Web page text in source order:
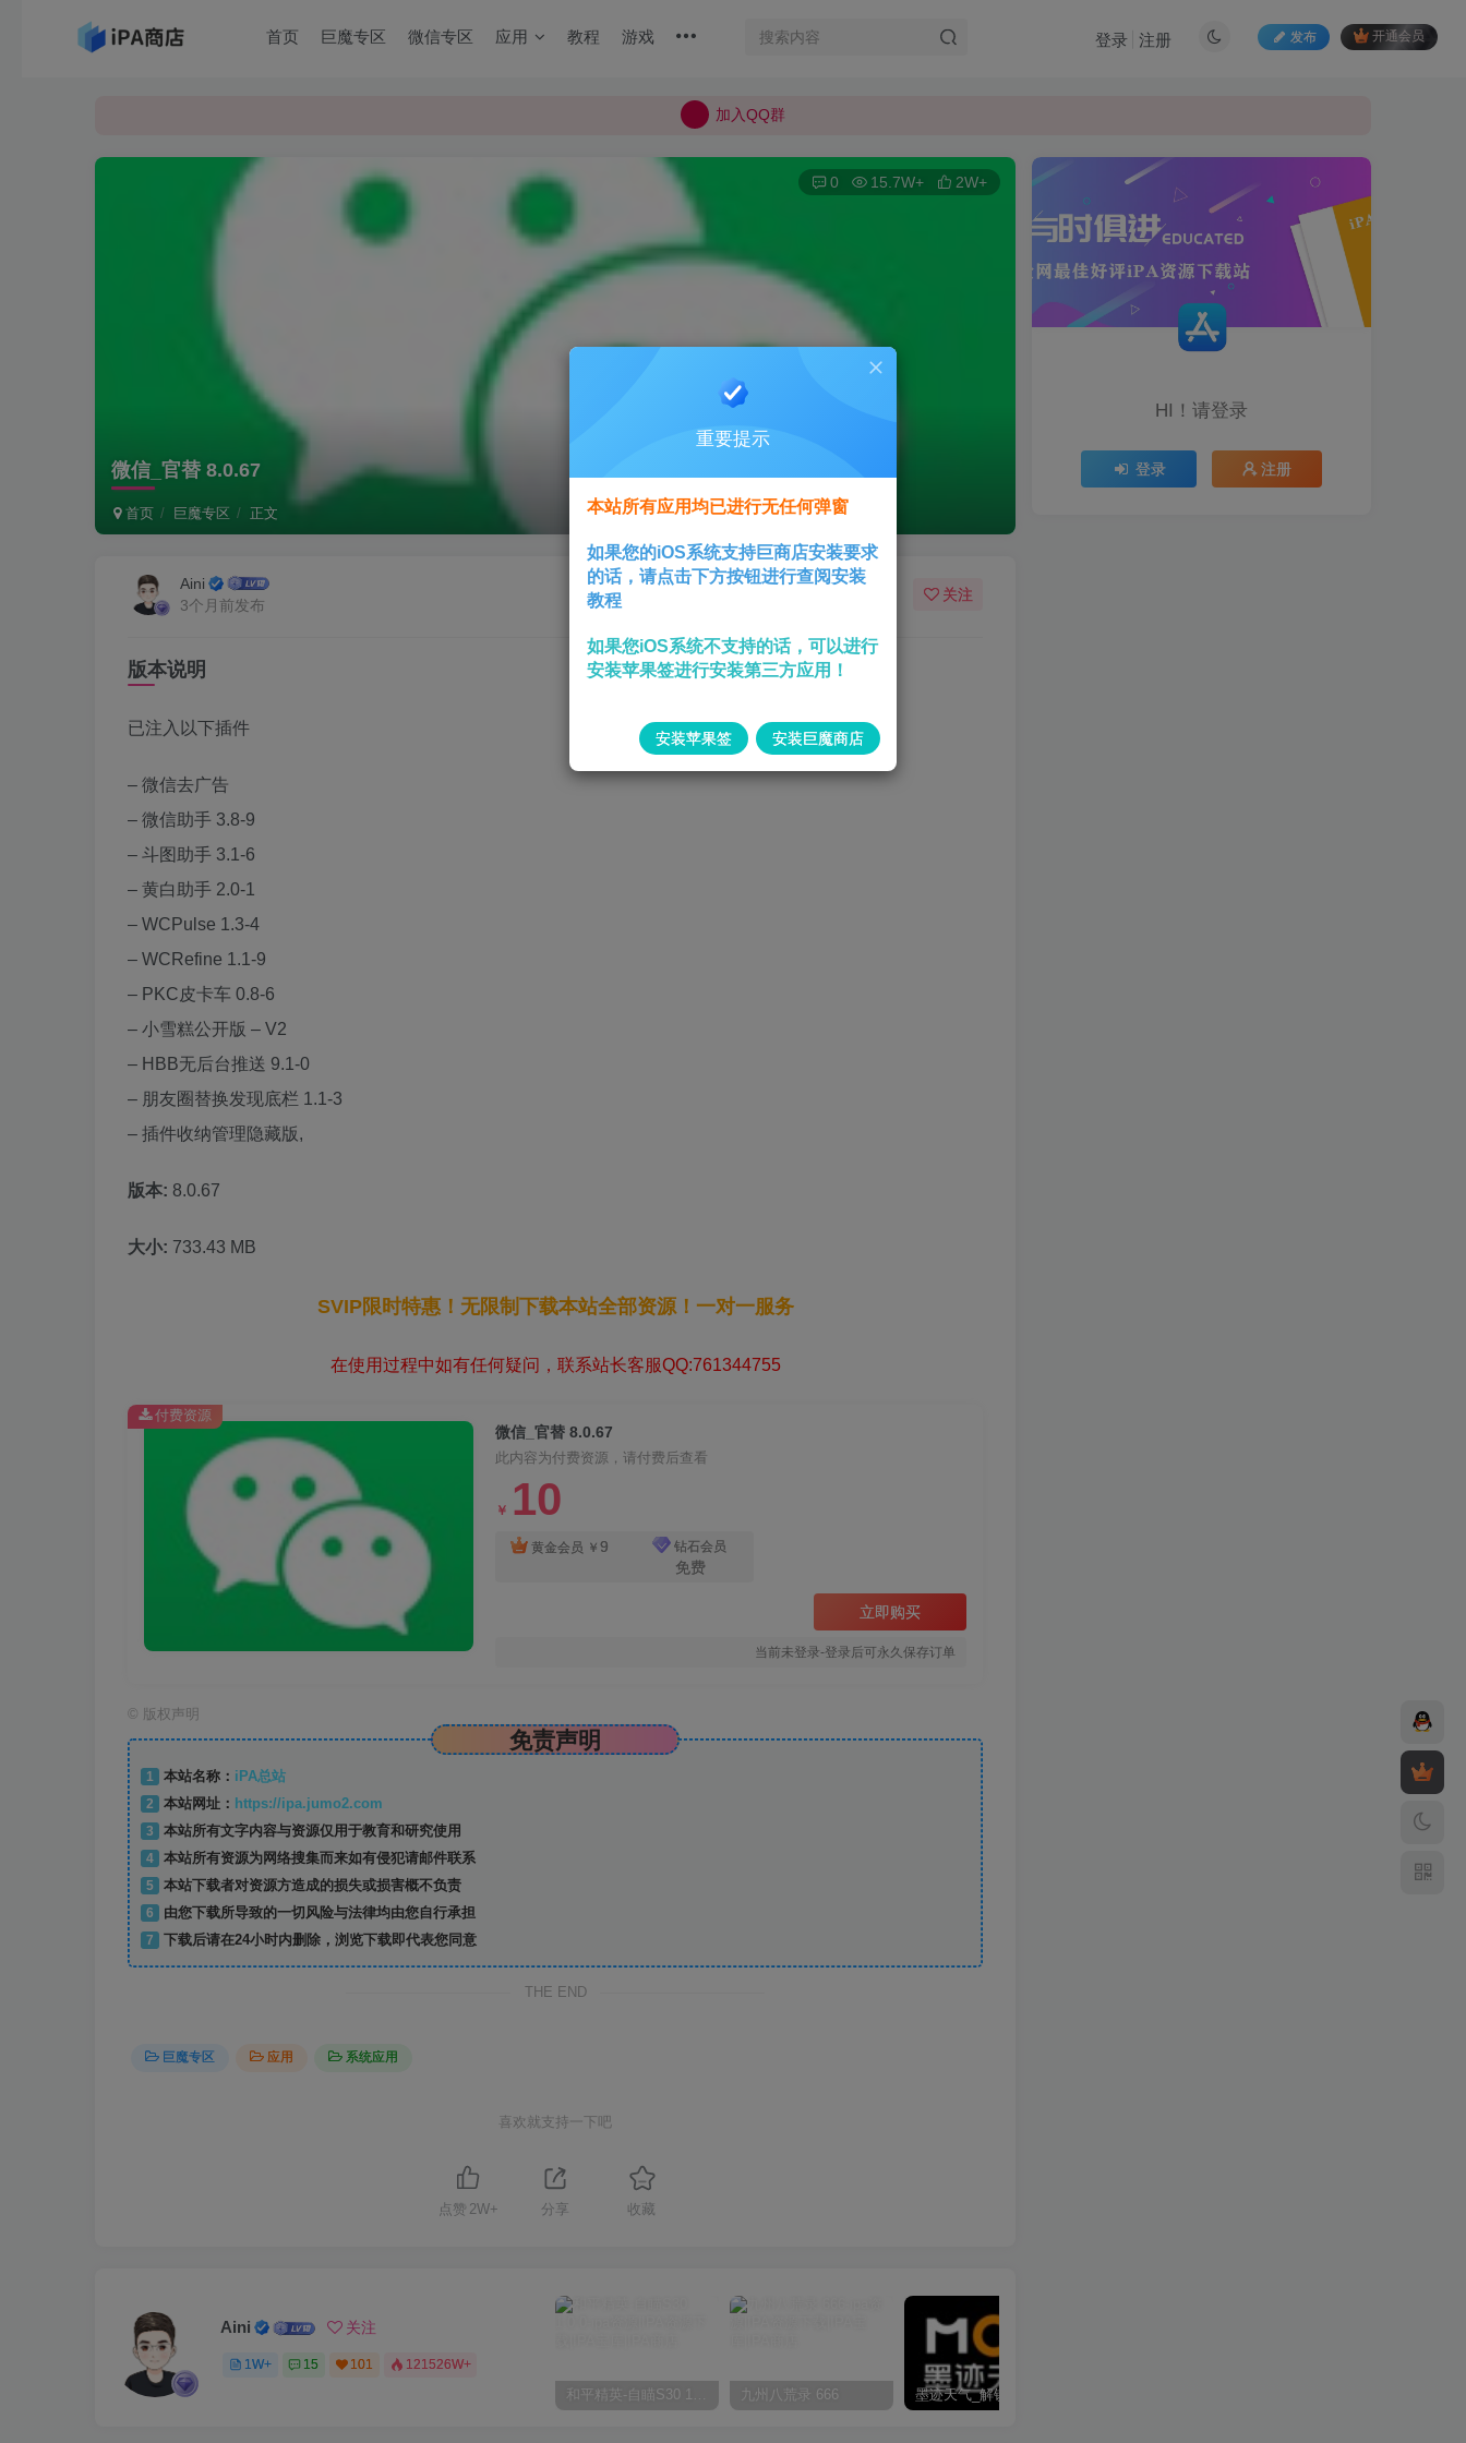
首页 巨魔专区 微信专区 应用 教程 游戏 发布 开通会员
登录 注册
所有上传的应用 均已通过 严格的安全检测
加入QQ群
微信_官替 8.0.67
首页 巨魔专区 正文
0 15.7W+ 2W+
Aini
3个月前发布
关注
版本说明
已注入以下插件
– 微信去广告
– 微信助手 3.8-9
– 斗图助手 3.1-6
– 黄白助手 2.0-1
– WCPulse 1.3-4
– WCRefine 1.1-9
– PKC皮卡车 0.8-6
– 小雪糕公开版 – V2
– HBB无后台推送 9.1-0
– 朋友圈替换发现底栏 1.1-3
– 插件收纳管理隐藏版,
版本: 8.0.67
大小: 733.43 MB
SVIP限时特惠！无限制下载本站全部资源！一对一服务
在使用过程中如有任何疑问，联系站长客服QQ:761344755
微信_官替 8.0.67
此内容为付费资源，请付费后查看
￥ 10
黄金会员 ￥9 钻石会员
免费
立即购买
当前未登录-登录后可永久保存订单
付费资源
© 版权声明
免责声明
1 本站名称： iPA总站
2
本站网址： https://ipa.jumo2.com
3
本站所有文字内容与资源仅用于教育和研究使用
4
本站所有资源为网络搜集而来如有侵犯请邮件联系
5
本站下载者对资源方造成的损失或损害概不负责
6
由您下载所导致的一切风险与法律均由您自行承担
7
下载后请在24小时内删除，浏览下载即代表您同意
THE END
巨魔专区 应用 系统应用
喜欢就支持一下吧
点赞 2W+ 分享 收藏
Aini 关注
1W+ 15 101
121526W+
和平精英-自瞄S30 1.0.0
九州八荒录 666
HI！请登录
登录 注册
重要提示
本站所有应用均已进行无任何弹窗
如果您的iOS系统支持巨商店安装要求
的话，请点击下方按钮进行查阅安装
教程
如果您iOS系统不支持的话，可以进行
安装苹果签进行安装第三方应用！
安装苹果签 安装巨魔商店